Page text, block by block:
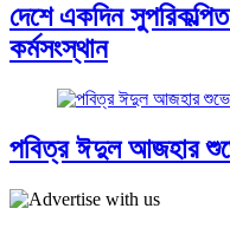
দেশে একদিন
কর্মসংস্থান
পবিত্র ঈদুল আজহার